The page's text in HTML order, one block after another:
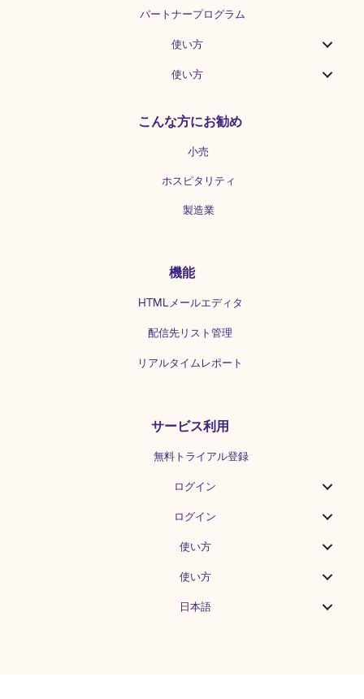
パートナープログラム
使い方
使い方
こんな方にお勧め
小売
ホスピタリティ
製造業
機能
HTMLメールエディタ
配信先リスト管理
リアルタイムレポート
サービス利用
無料トライアル登録
ログイン
ログイン
使い方
使い方
日本語